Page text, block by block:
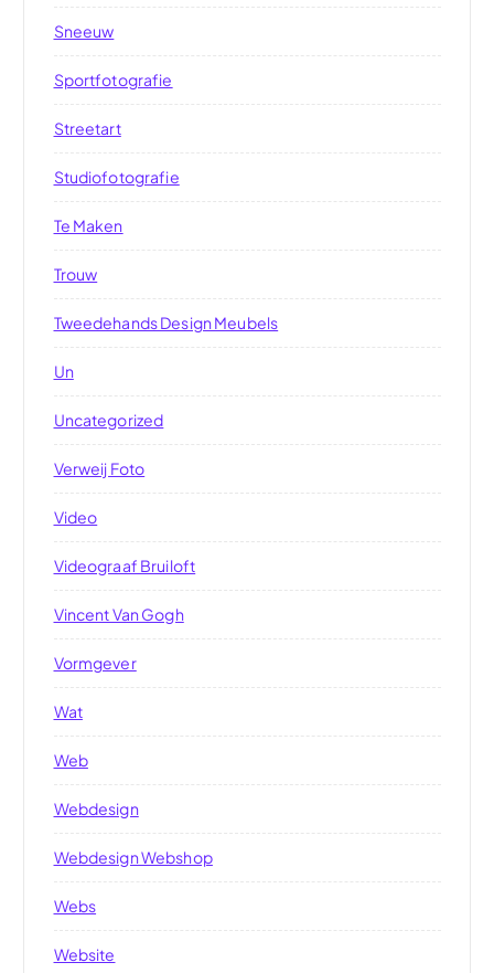
Sneeuw
Sportfotografie
Streetart
Studiofotografie
Te Maken
Trouw
Tweedehands Design Meubels
Un
Uncategorized
Verweij Foto
Video
Videograaf Bruiloft
Vincent Van Gogh
Vormgever
Wat
Web
Webdesign
Webdesign Webshop
Webs
Website